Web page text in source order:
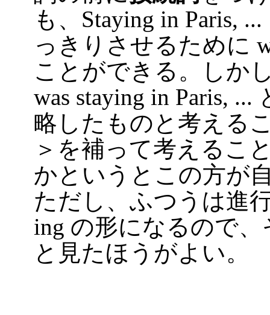
も、Staying in Paris,
っきりさせるために
ことができる。しか
was staying in Paris,
略したものと考える
＞を補って考えるこ
かというとこの方が
ただし、ふつうは進
ing の形になるので
と見たほうがよい。